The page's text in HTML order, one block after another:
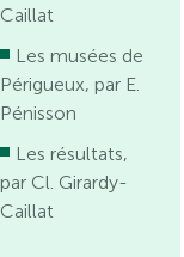
Caillat
Les musées de
Périgueux, par E.
Pénisson
Les résultats,
par Cl. Girardy-
Caillat